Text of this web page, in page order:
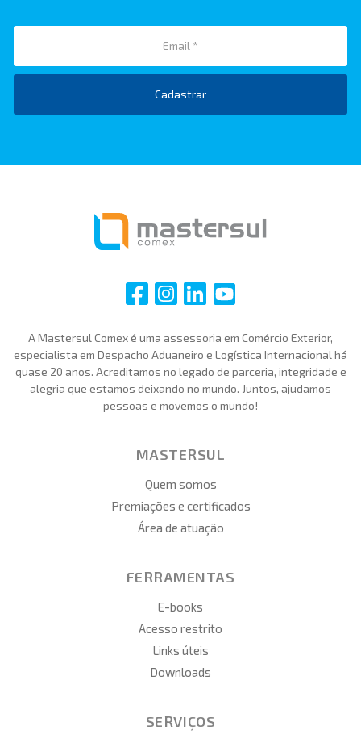
Cadastrar
i i i i
A Mastersul Comex é uma assessoria em Comércio Exterior,
especialista em Despacho Aduaneiro e Logística Internacional há
quase 20 anos. Acreditamos no legado de parceria, integridade e
alegria que estamos deixando no mundo. Juntos, ajudamos
pessoas e movemos o mundo!
MASTERSUL
Quem somos
Premiações e certificados
Área de atuação
FERRAMENTAS
E-books
Acesso restrito
Links úteis
Downloads
SERVIÇOS